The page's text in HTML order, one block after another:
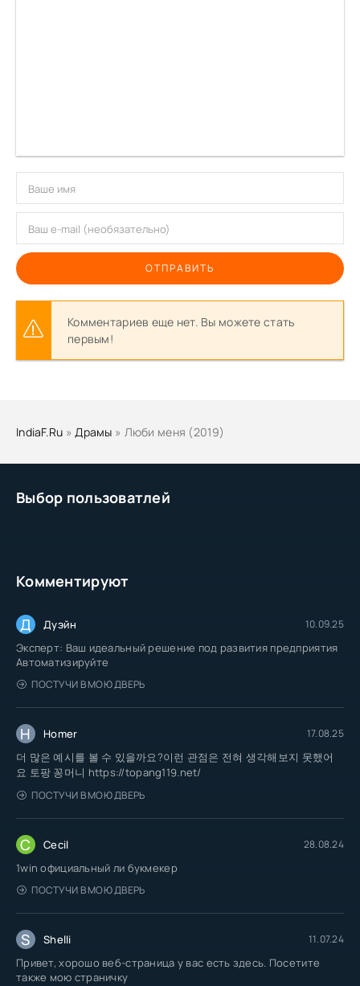
Выбор пользоватлей
Комментируют
Д Дуэйн 10.09.25
Эксперт: Ваш идеальный решение под развития предприятия
Автоматизируйте
ПОСТУЧИ В МОЮ ДВЕРЬ
H Homer 17.08.25
더 많은 예시를 볼 수 있을까요?이런 관점은 전혀 생각해보지 못했어
요 토팡 꽁머니 https://topang119.net/
ПОСТУЧИ В МОЮ ДВЕРЬ
C Cecil 28.08.24
1win официальный ли букмекер
ПОСТУЧИ В МОЮ ДВЕРЬ
S Shelli 11.07.24
Привет, хорошо веб-страница у вас есть здесь. Посетите
также мою страничку
ОТПРАВИТЬ
Комментариев еще нет. Вы можете стать
первым!
IndiaF.Ru » Драмы » Люби меня (2019)